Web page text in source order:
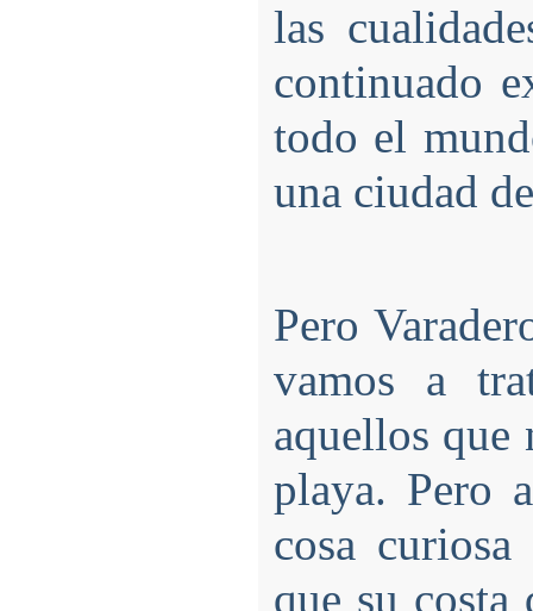
las
continuado
todo el
una ciudad
Pero
vamos a
aquellos que
playa. Pero
cosa
que su costa